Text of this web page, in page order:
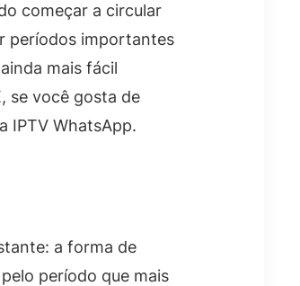
começar a circular
períodos importantes
mais fácil
se você gosta de
IPTV WhatsApp.
a forma de
período que mais